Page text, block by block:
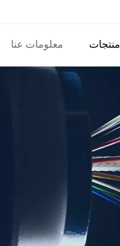
معلومات عنا منتجات